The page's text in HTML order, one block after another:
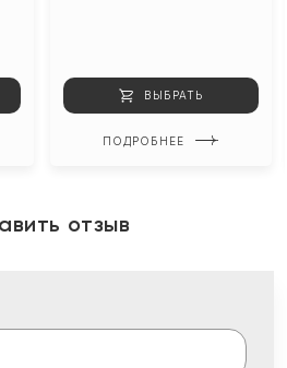
ВЫБРАТЬ
ПОДРОБНЕЕ
отзыв